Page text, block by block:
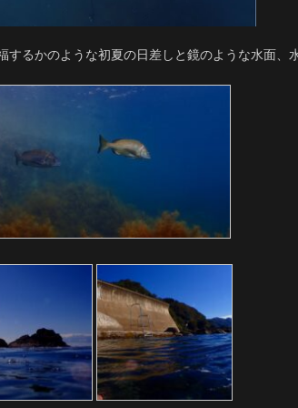
るかのような初夏の日差しと鏡のような水面、